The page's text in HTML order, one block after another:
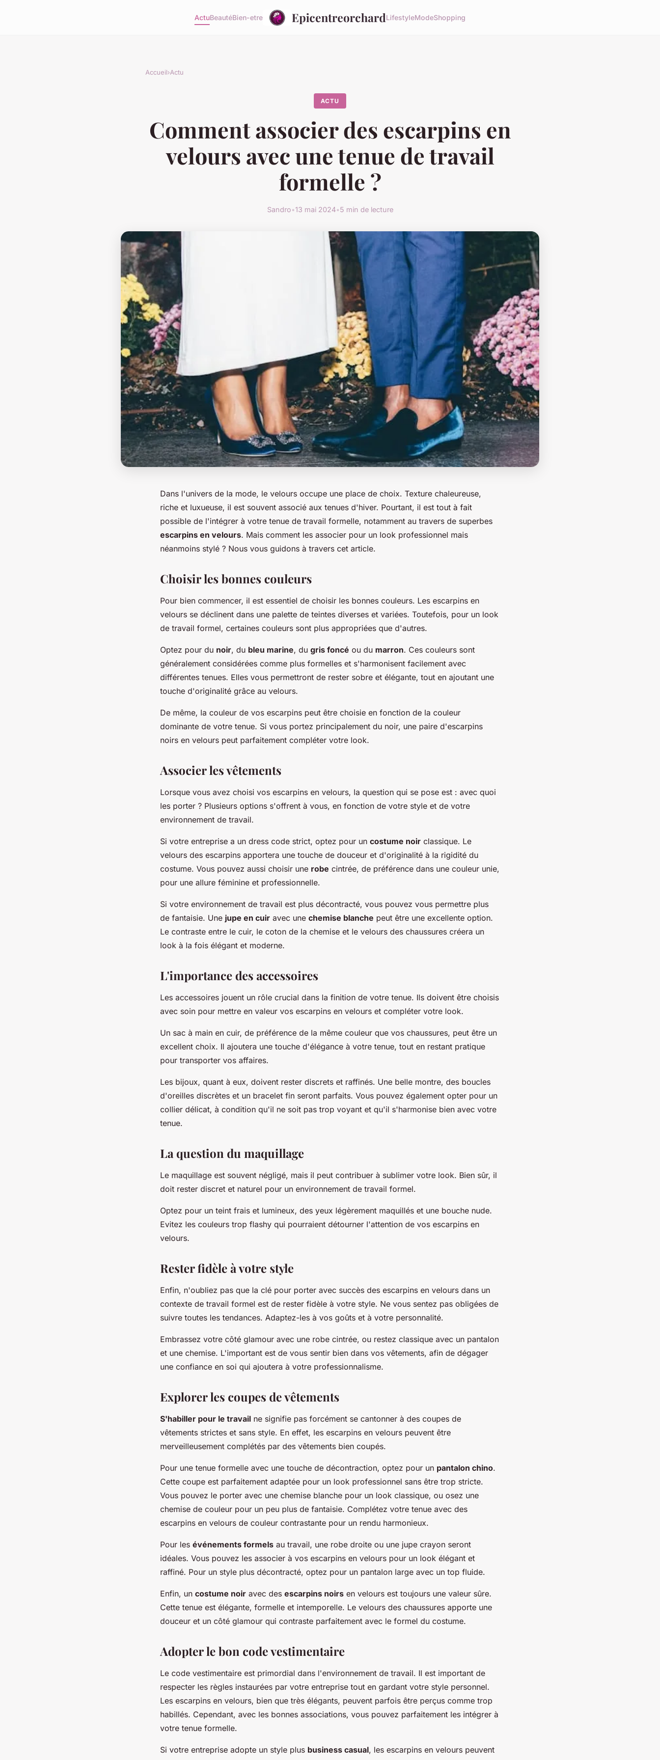
ActuBeautéBien-etre EpicentreorchardLifestyleModeShopping
Accueil›Actu
ACTU
Comment associer des escarpins en
velours avec une tenue de travail
formelle ?
Sandro•13 mai 2024•5 min de lecture
Dans l'univers de la mode, le velours occupe une place de choix. Texture chaleureuse,
riche et luxueuse, il est souvent associé aux tenues d'hiver. Pourtant, il est tout à fait
possible de l'intégrer à votre tenue de travail formelle, notamment au travers de superbes
escarpins en velours. Mais comment les associer pour un look professionnel mais
néanmoins stylé ? Nous vous guidons à travers cet article.
Choisir les bonnes couleurs
Pour bien commencer, il est essentiel de choisir les bonnes couleurs. Les escarpins en
velours se déclinent dans une palette de teintes diverses et variées. Toutefois, pour un look
de travail formel, certaines couleurs sont plus appropriées que d'autres.
Optez pour du noir, du bleu marine, du gris foncé ou du marron. Ces couleurs sont
généralement considérées comme plus formelles et s'harmonisent facilement avec
différentes tenues. Elles vous permettront de rester sobre et élégante, tout en ajoutant une
touche d'originalité grâce au velours.
De même, la couleur de vos escarpins peut être choisie en fonction de la couleur
dominante de votre tenue. Si vous portez principalement du noir, une paire d'escarpins
noirs en velours peut parfaitement compléter votre look.
Associer les vêtements
Lorsque vous avez choisi vos escarpins en velours, la question qui se pose est : avec quoi
les porter ? Plusieurs options s'offrent à vous, en fonction de votre style et de votre
environnement de travail.
Si votre entreprise a un dress code strict, optez pour un costume noir classique. Le
velours des escarpins apportera une touche de douceur et d'originalité à la rigidité du
costume. Vous pouvez aussi choisir une robe cintrée, de préférence dans une couleur unie,
pour une allure féminine et professionnelle.
Si votre environnement de travail est plus décontracté, vous pouvez vous permettre plus
de fantaisie. Une jupe en cuir avec une chemise blanche peut être une excellente option.
Le contraste entre le cuir, le coton de la chemise et le velours des chaussures créera un
look à la fois élégant et moderne.
L'importance des accessoires
Les accessoires jouent un rôle crucial dans la finition de votre tenue. Ils doivent être choisis
avec soin pour mettre en valeur vos escarpins en velours et compléter votre look.
Un sac à main en cuir, de préférence de la même couleur que vos chaussures, peut être un
excellent choix. Il ajoutera une touche d'élégance à votre tenue, tout en restant pratique
pour transporter vos affaires.
Les bijoux, quant à eux, doivent rester discrets et raffinés. Une belle montre, des boucles
d'oreilles discrètes et un bracelet fin seront parfaits. Vous pouvez également opter pour un
collier délicat, à condition qu'il ne soit pas trop voyant et qu'il s'harmonise bien avec votre
tenue.
La question du maquillage
Le maquillage est souvent négligé, mais il peut contribuer à sublimer votre look. Bien sûr, il
doit rester discret et naturel pour un environnement de travail formel.
Optez pour un teint frais et lumineux, des yeux légèrement maquillés et une bouche nude.
Evitez les couleurs trop flashy qui pourraient détourner l'attention de vos escarpins en
velours.
Rester fidèle à votre style
Enfin, n'oubliez pas que la clé pour porter avec succès des escarpins en velours dans un
contexte de travail formel est de rester fidèle à votre style. Ne vous sentez pas obligées de
suivre toutes les tendances. Adaptez-les à vos goûts et à votre personnalité.
Embrassez votre côté glamour avec une robe cintrée, ou restez classique avec un pantalon
et une chemise. L'important est de vous sentir bien dans vos vêtements, afin de dégager
une confiance en soi qui ajoutera à votre professionnalisme.
Explorer les coupes de vêtements
S'habiller pour le travail ne signifie pas forcément se cantonner à des coupes de
vêtements strictes et sans style. En effet, les escarpins en velours peuvent être
merveilleusement complétés par des vêtements bien coupés.
Pour une tenue formelle avec une touche de décontraction, optez pour un pantalon chino.
Cette coupe est parfaitement adaptée pour un look professionnel sans être trop stricte.
Vous pouvez le porter avec une chemise blanche pour un look classique, ou osez une
chemise de couleur pour un peu plus de fantaisie. Complétez votre tenue avec des
escarpins en velours de couleur contrastante pour un rendu harmonieux.
Pour les événements formels au travail, une robe droite ou une jupe crayon seront
idéales. Vous pouvez les associer à vos escarpins en velours pour un look élégant et
raffiné. Pour un style plus décontracté, optez pour un pantalon large avec un top fluide.
Enfin, un costume noir avec des escarpins noirs en velours est toujours une valeur sûre.
Cette tenue est élégante, formelle et intemporelle. Le velours des chaussures apporte une
douceur et un côté glamour qui contraste parfaitement avec le formel du costume.
Adopter le bon code vestimentaire
Le code vestimentaire est primordial dans l'environnement de travail. Il est important de
respecter les règles instaurées par votre entreprise tout en gardant votre style personnel.
Les escarpins en velours, bien que très élégants, peuvent parfois être perçus comme trop
habillés. Cependant, avec les bonnes associations, vous pouvez parfaitement les intégrer à
votre tenue formelle.
Si votre entreprise adopte un style plus business casual, les escarpins en velours peuvent